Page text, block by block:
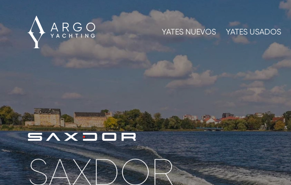
YATES NUEVOS YATES USADOS
SAXDOR